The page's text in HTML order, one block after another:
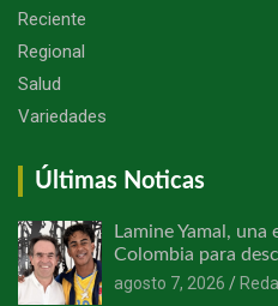
Reciente
Regional
Salud
Variedades
Últimas Noticas
Lamine Yamal,
Colombia para
agosto 7, 2026